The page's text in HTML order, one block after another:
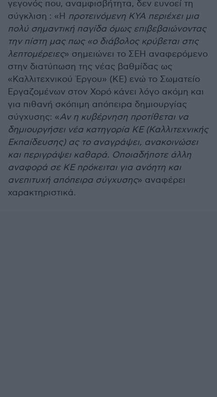
γεγονός που, αναμφισβήτητα, δεν ευνοεί τη
σύγκλιση : «Η προτεινόμενη ΚΥΑ περιέχει μια
πολύ σημαντική παγίδα όμως επιβεβαιώνοντας
την πίστη μας πως «ο διάβολος κρύβεται στις
λεπτομέρειες» σημειώνει το ΣΕΗ αναφερόμενο
στην διατύπωση της νέας βαθμίδας ως
«Καλλιτεχνικού Έργου» (ΚΕ) ενώ το Σωματείο
Εργαζομένων στον Χορό κάνει λόγο ακόμη και
για πιθανή σκόπιμη απόπειρα δημιουργίας
σύγχυσης: «Αν η κυβέρνηση προτίθεται να
δημιουργήσει νέα κατηγορία ΚΕ (Καλλιτεχνικής
Εκπαίδευσης) ας το αναγράψει, ανακοινώσει
και περιγράψει καθαρά. Οποιαδήποτε άλλη
αναφορά σε ΚΕ πρόκειται για ανόητη και
ανεπιτυχή απόπειρα σύγχυσης» αναφέρει
χαρακτηριστικά.